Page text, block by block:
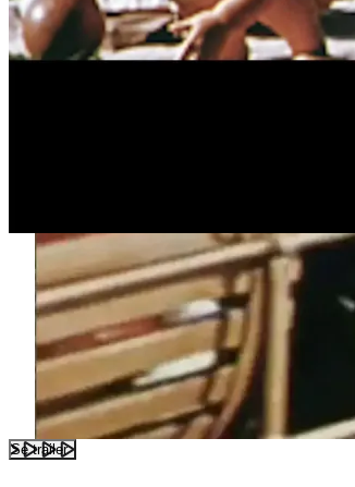
Se trailer